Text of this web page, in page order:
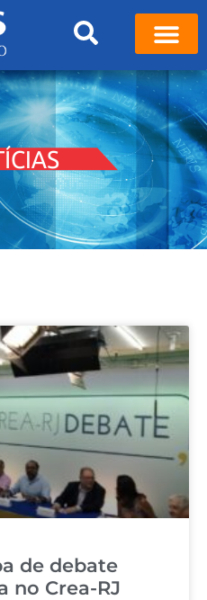
de debate
no Crea-RJ